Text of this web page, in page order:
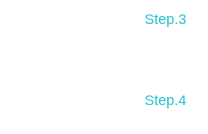
Step.3
Step.4